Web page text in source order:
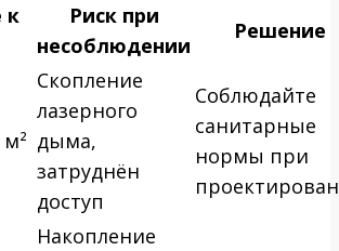
к
Риск при
несоблюдении
Решение
Скопление
лазерного
дыма,
затруднён
доступ
Соблюдайте
санитарные
нормы при
Накопление